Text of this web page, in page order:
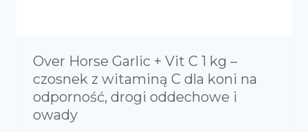
Over Horse Garlic + Vit C 1 kg –
czosnek z witaminą C dla koni na
odporność, drogi oddechowe i
owady